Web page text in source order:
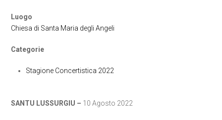
Luogo
Chiesa di Santa Maria degli Angeli
Categorie
Stagione Concertistica 2022
SANTU LUSSURGIU – 10 Agosto 2022